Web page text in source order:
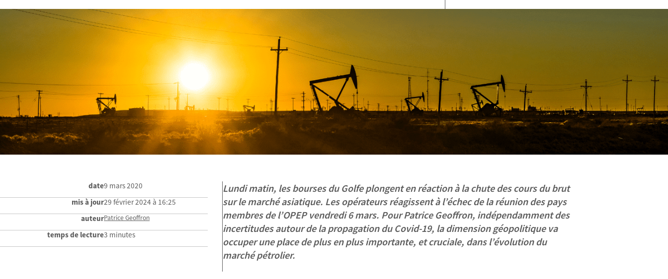
date9 mars 2020
mis à jour29 février 2024 à 16:25
auteurPatrice Geoffron
temps de lecture3 minutes
Lundi matin, les bourses du Golfe plongent en réaction à la chute des cours du brut
sur le marché asiatique. Les opérateurs réagissent à l’échec de la réunion des pays
membres de l’OPEP vendredi 6 mars. Pour Patrice Geoffron, indépendamment des
incertitudes autour de la propagation du Covid-19, la dimension géopolitique va
occuper une place de plus en plus importante, et cruciale, dans l’évolution du
marché pétrolier.